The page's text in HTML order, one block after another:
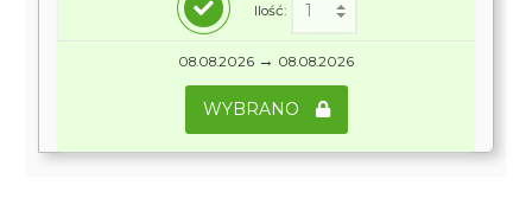
Ilość:
08.08.2026 → 08.08.2026
WYBRANO